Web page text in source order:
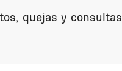
quejas y